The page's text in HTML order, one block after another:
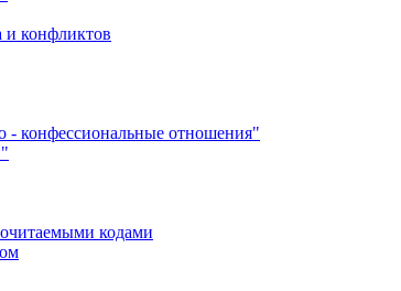
и конфликтов
- конфессиональные отношения"
кодами